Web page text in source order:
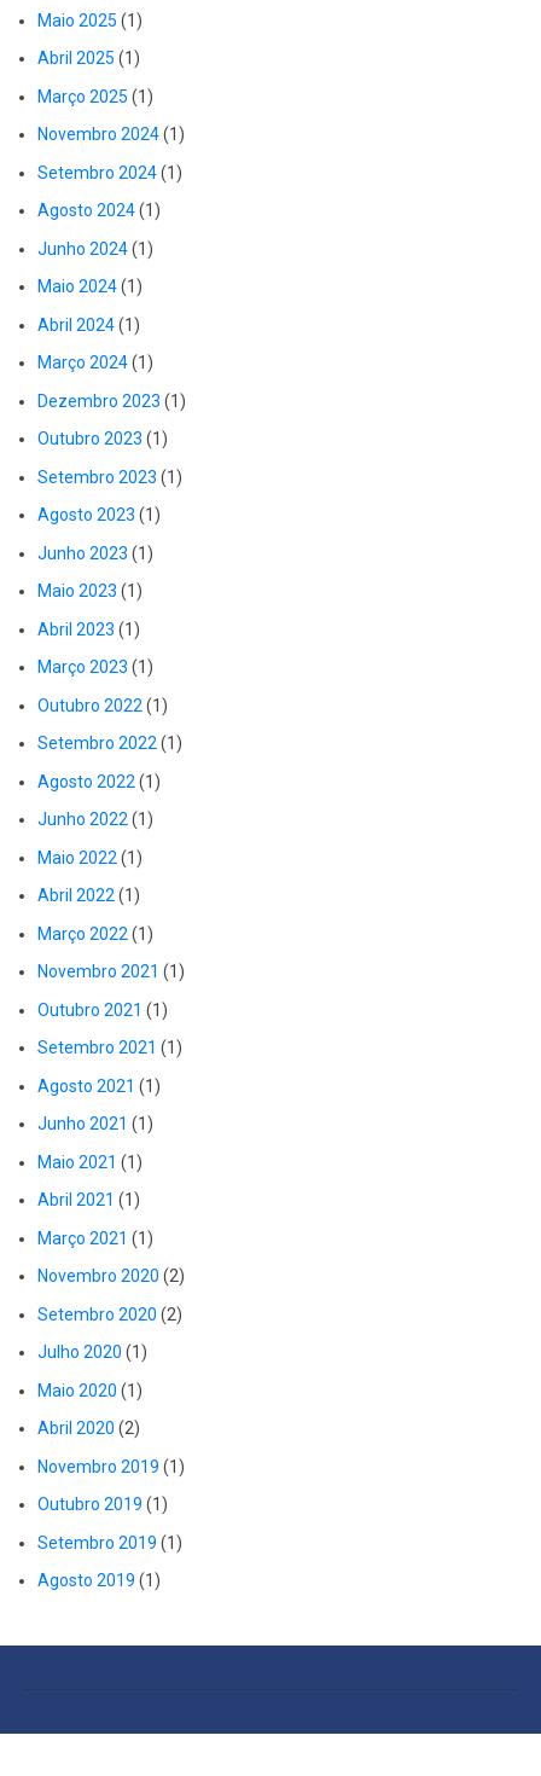
Maio 2025 (1)
Abril 2025 (1)
Março 2025 (1)
Novembro 2024(1)
Setembro 2024(1)
Agosto 2024(1)
Junho 2024(1)
Maio 2024(1)
Abril 2024(1)
Março 2024(1)
Dezembro 2023 (1)
Outubro 2023 (1)
Setembro 2023 (1)
Agosto 2023 (1)
Junho 2023 (1)
Maio 2023 (1)
Abril 2023 (1)
Março 2023 (1)
Outubro 2022 (1)
Setembro 2022(1)
Agosto 2022 (1)
Junho 2022(1)
Maio 2022 (1)
Abril 2022(1)
Março 2022 (1)
Novembro 2021 (1)
Outubro 2021 (1)
Setembro 2021 (1)
Agosto 2021 (1)
Junho 2021 (1)
Maio 2021 (1)
Abril 2021 (1)
Março 2021 (1)
Novembro 2020 (2)
Setembro 2020 (2)
Julho 2020 (1)
Maio 2020 (1)
Abril 2020 (2)
Novembro 2019 (1)
Outubro 2019 (1)
Setembro 2019 (1)
Agosto 2019 (1)